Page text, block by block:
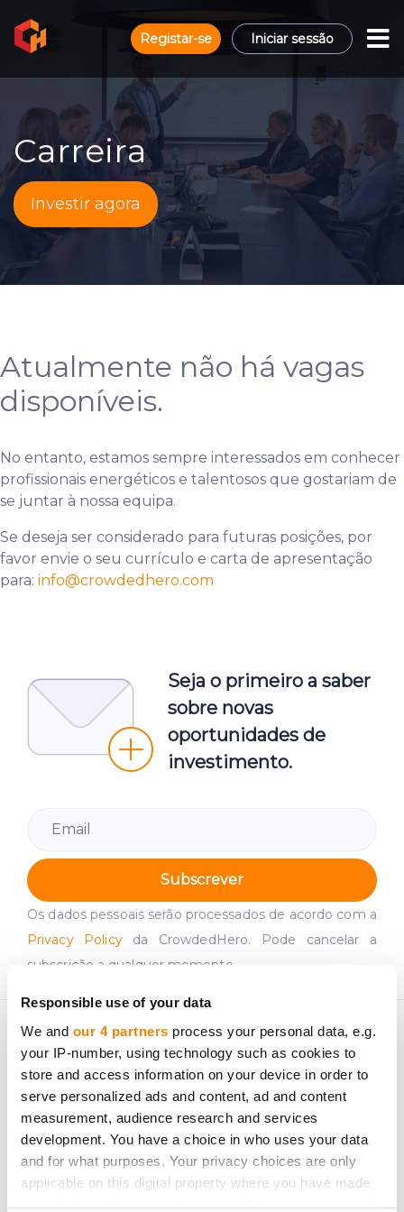
Responsible use of your data
We and our 4 partners process your personal data, e.g.
your IP-number, using technology such as cookies to
store and access information on your device in order to
serve personalized ads and content, ad and content
measurement, audience research and services
development. You have a choice in who uses your data
and for what purposes. Your privacy choices are only
applicable on this digital property where you have made
Registar-se Iniciar sessão
Carreira
Investir agora
Atualmente não há vagas
disponíveis.
No entanto, estamos sempre interessados em conhecer
profissionais energéticos e talentosos que gostariam de
se juntar à nossa equipa.
Se deseja ser considerado para futuras posições, por
favor envie o seu currículo e carta de apresentação
para: info@crowdedhero.com
Seja o primeiro a saber
sobre novas
oportunidades de
investimento.
Subscrever
Os dados pessoais serão processados de acordo com a
Privacy Policyda CrowdedHero. Pode cancelar a
subscrição a qualquer momento.
SIA "CrowdedHero Letónia"
N.º de Registo. 50203309441